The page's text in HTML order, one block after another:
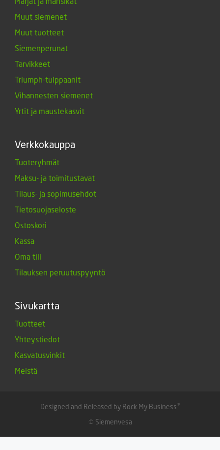
Muut siemenet
Muut tuotteet
Siemenperunat
Tarvikkeet
Triumph-tulppaanit
Vihannesten siemenet
Yrtit ja maustekasvit
Verkkokauppa
Tuoteryhmät
Maksu- ja toimitustavat
Tilaus- ja sopimusehdot
Tietosuojaseloste
Ostoskori
Kassa
Oma tili
Tilauksen peruutuspyyntö
Sivukartta
Tuotteet
Yhteystiedot
Kasvatusvinkit
Meistä
Designed and Released by Rock My Business®
© Siemenvesa